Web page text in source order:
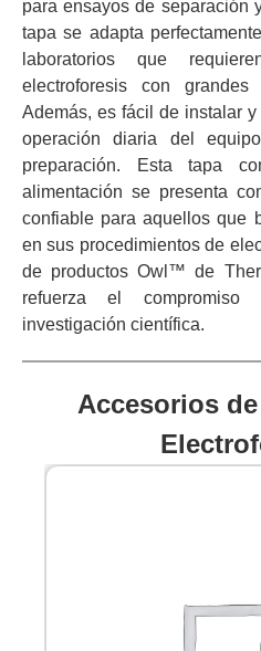
para ensayos de separación
tapa se adapta
laboratorios que
electroforesis con grandes
Además, es fácil de instalar
operación diaria del
preparación. Esta tapa
alimentación se presenta
confiable para aquellos que
en sus procedimientos de
de productos Owl™ de
refuerza el
investigación científica.
Accesorios